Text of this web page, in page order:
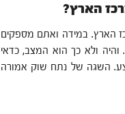
הארץ?
הארץ. במידה ואתם מספקים
ולא כך הוא המצב, כדאי
השגה של נתח שוק אמורה